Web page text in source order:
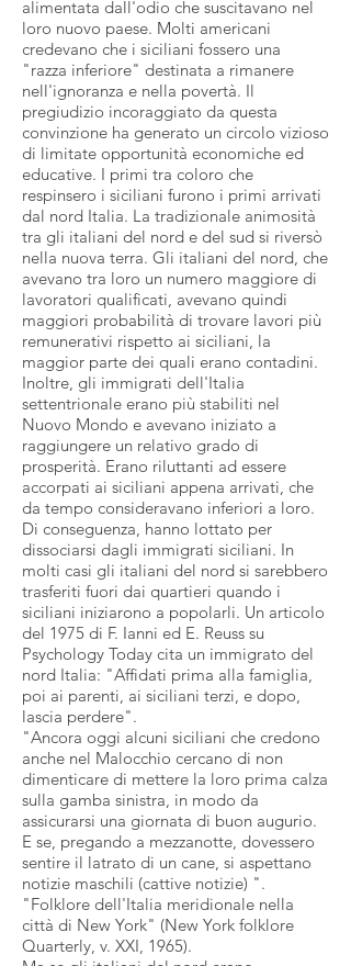
alimentata dall'odio che suscitavano nel
loro nuovo paese. Molti americani
credevano che i siciliani fossero una
"razza inferiore" destinata a rimanere
nell'ignoranza e nella povertà. Il
pregiudizio incoraggiato da questa
convinzione ha generato un circolo vizioso
di limitate opportunità economiche ed
educative. I primi tra coloro che
respinsero i siciliani furono i primi arrivati ​​
dal nord Italia. La tradizionale animosità
tra gli italiani del nord e del sud si riversò
nella nuova terra. Gli italiani del nord, che
avevano tra loro un numero maggiore di
lavoratori qualificati, avevano quindi
maggiori probabilità di trovare lavori più
remunerativi rispetto ai siciliani, la
maggior parte dei quali erano contadini.
Inoltre, gli immigrati dell'Italia
settentrionale erano più stabiliti nel
Nuovo Mondo e avevano iniziato a
raggiungere un relativo grado di
prosperità. Erano riluttanti ad essere
accorpati ai siciliani appena arrivati, che
da tempo consideravano inferiori a loro.
Di conseguenza, hanno lottato per
dissociarsi dagli immigrati siciliani. In
molti casi gli italiani del nord si sarebbero
trasferiti fuori dai quartieri quando i
siciliani iniziarono a popolarli. Un articolo
del 1975 di F. Ianni ed E. Reuss su
Psychology Today cita un immigrato del
nord Italia: "Affidati prima alla famiglia,
poi ai parenti, ai siciliani terzi, e dopo,
lascia perdere".
"Ancora oggi alcuni siciliani che credono
anche nel Malocchio cercano di non
dimenticare di mettere la loro prima calza
sulla gamba sinistra, in modo da
assicurarsi una giornata di buon augurio.
E se, pregando a mezzanotte, dovessero
sentire il latrato di un cane, si aspettano
notizie maschili (cattive notizie) ".
"Folklore dell'Italia meridionale nella
città di New York" (New York folklore
Quarterly, v. XXI, 1965).